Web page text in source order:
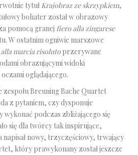
tytuł Krajobraz ze skrzypkiem,
bohater został w obrazowy
pomocą granej fiero alla zingarese
W ostatnim ogniwie marszowe
alla marcia risoluto przerywane
obrazującymi widoki
oglądającego.
zespołu Breuning Bache Quartet
z pytaniem, czy dysponuje
podczas zbliżającego się
się dla twórcy tak inspirujące,
napisał nowy, trzyczęściowy, trwający
który prawykonany został jeszcze